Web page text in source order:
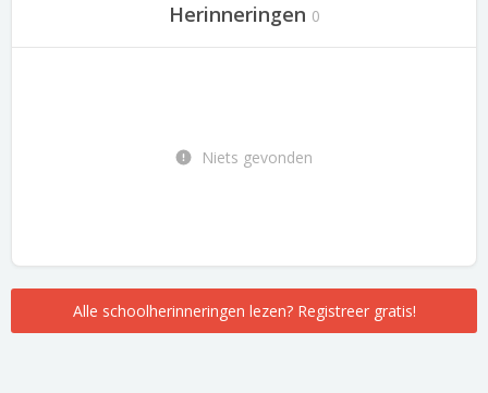
Herinneringen 0
Niets gevonden
Alle schoolherinneringen lezen? Registreer gratis!